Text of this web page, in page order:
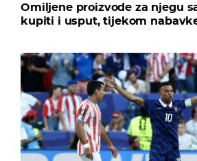
Omiljene proizvode za njegu
kupiti i usput, tijekom